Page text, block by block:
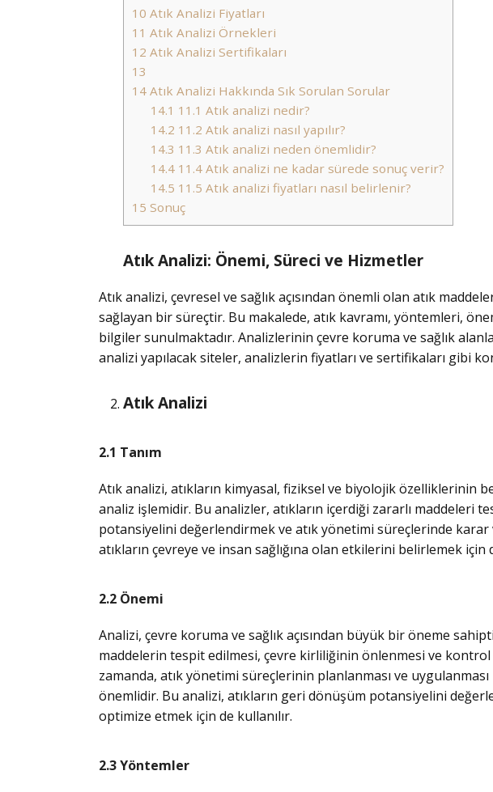
10 Atık Analizi Fiyatları
11 Atık Analizi Örnekleri
12 Atık Analizi Sertifikaları
13
14 Atık Analizi Hakkında Sık Sorulan Sorular
14.1 11.1 Atık analizi nedir?
14.2 11.2 Atık analizi nasıl yapılır?
14.3 11.3 Atık analizi neden önemlidir?
14.411.4 Atık analizi ne kadar sürede sonuç verir?
14.5 11.5 Atık analizi fiyatları nasıl belirlenir?
15 Sonuç
Atık Analizi: Önemi, Süreci ve Hizmetler
Atık analizi, çevresel ve sağlık açısından önemli olan atık
sağlayan bir süreçtir. Bu makalede, atık kavramı, yöntemleri,
bilgiler sunulmaktadır. Analizlerinin çevre koruma ve sağlık
analizi yapılacak siteler, analizlerin fiyatları ve sertifikaları gibi
Atık Analizi
2.1 Tanım
Atık analizi, atıkların kimyasal, fiziksel ve biyolojik özelliklerinin
analiz işlemidir. Bu analizler, atıkların içerdiği zararlı maddeleri
potansiyelini değerlendirmek ve atık yönetimi süreçlerinde
atıkların çevreye ve insan sağlığına olan etkilerini belirlemek için
2.2 Önemi
Analizi, çevre koruma ve sağlık açısından büyük bir öneme
maddelerin tespit edilmesi, çevre kirliliğinin önlenmesi ve kontrol
zamanda, atık yönetimi süreçlerinin planlanması ve
önemlidir. Bu analizi, atıkların geri dönüşüm potansiyelini
optimize etmek için de kullanılır.
2.3 Yöntemler